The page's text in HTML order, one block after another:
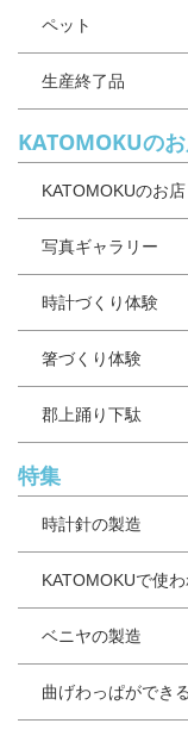
ペット
生産終了品
KATOMOKUの
KATOMOKUのお店
写真ギャラリー
時計づくり体験
箸づくり体験
郡上踊り下駄
特集
時計針の製造
KATOMOKUで使
ベニヤの製造
曲げわっぱができ